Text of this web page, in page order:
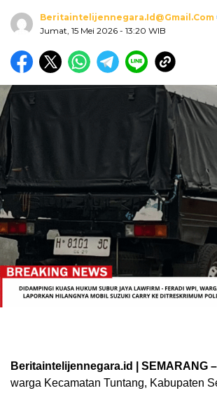
Beritaintelijennegara.id@gmail.com
Jumat, 15 Mei 2026 - 13:20 WIB
Beritaintelijennegara.id | SEMARANG –
warga Kecamatan Tuntang, Kabupaten